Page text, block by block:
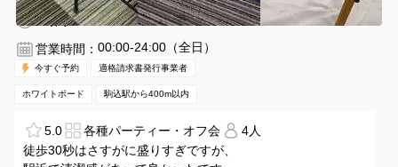
1時間〜
営業時間： 00:00-24:00（全日）
今すぐ予約 適格請求書発行事業者
ホワイトボード 駒込駅から400m以内
5.0 各種パーティー・オフ会
4人
徒歩30秒はさすがに盛りすぎですが、